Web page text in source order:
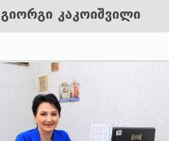
გიორგი კაკოიშვილი